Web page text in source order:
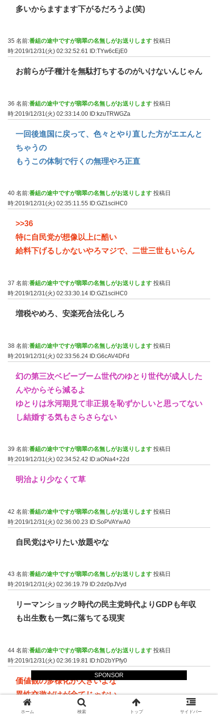
SPONSOR
多いからますます下がるだろうよ(笑)
35 名前:番組の途中ですが翡翠の名無しがお送りします 投稿日
時:2019/12/31(火) 02:32:52.61
ID:TYw6cEjE0
お前らが子種汁を無駄打ちするのがいけないんじゃん
36 名前:番組の途中ですが翡翠の名無しがお送りします 投稿日
時:2019/12/31(火) 02:33:14.00 ID:kzuTRWGZa
一回後進国に戻って、色々とやり直した方がエエんと
ちゃうの
もうこの体制で行くの無理やろ正直
40 名前:番組の途中ですが翡翠の名無しがお送りします 投稿日
時:2019/12/31(火) 02:35:11.55
ID:GZ1sciHC0
>>36
特に自民党が想像以上に酷い
給料下げるしかないやろマジで、二世三世もいらん
37 名前:番組の途中ですが翡翠の名無しがお送りします 投稿日
時:2019/12/31(火) 02:33:30.14 ID:GZ1sciHC0
増税やめろ、安楽死合法化しろ
38 名前:番組の途中ですが翡翠の名無しがお送りします 投稿日
時:2019/12/31(火) 02:33:56.24 ID:G6cAV4DFd
幻の第三次ベビーブーム世代のゆとり世代が成人した
んやからそら減るよ
ゆとりは氷河期見て非正規を恥ずかしいと思ってない
し結婚する気もさらさらない
39 名前:番組の途中ですが翡翠の名無しがお送りします 投稿日
時:2019/12/31(火) 02:34:52.42
ID:aONa4+22d
明治より少なくて草
42 名前:番組の途中ですが翡翠の名無しがお送りします 投稿日
時:2019/12/31(火) 02:36:00.23 ID:SoPVAYwA0
自民党はやりたい放題やな
43 名前:番組の途中ですが翡翠の名無しがお送りします 投稿日
時:2019/12/31(火) 02:36:19.79
ID:2dz0pJVyd
リーマンショック時代の民主党時代よりGDPも年収
も出生数も一気に落ちてる現実
44 名前:番組の途中ですが翡翠の名無しがお送りします 投稿日
時:2019/12/31(火) 02:36:19.81
ID:hD2bYPfy0
価値観の多様化が大きいよな
異性交遊だけが全てじゃない
ホーム 検索 トップ サイドバー